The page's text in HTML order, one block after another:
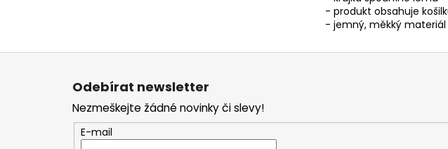
- produkt obsahuje
- jemný, měkký
Z
Odebírat newsletter
Nezmeškejte žádné novinky či slevy!
E-mail